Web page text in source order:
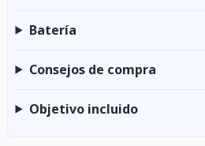
Batería
Consejos de compra
Objetivo incluido